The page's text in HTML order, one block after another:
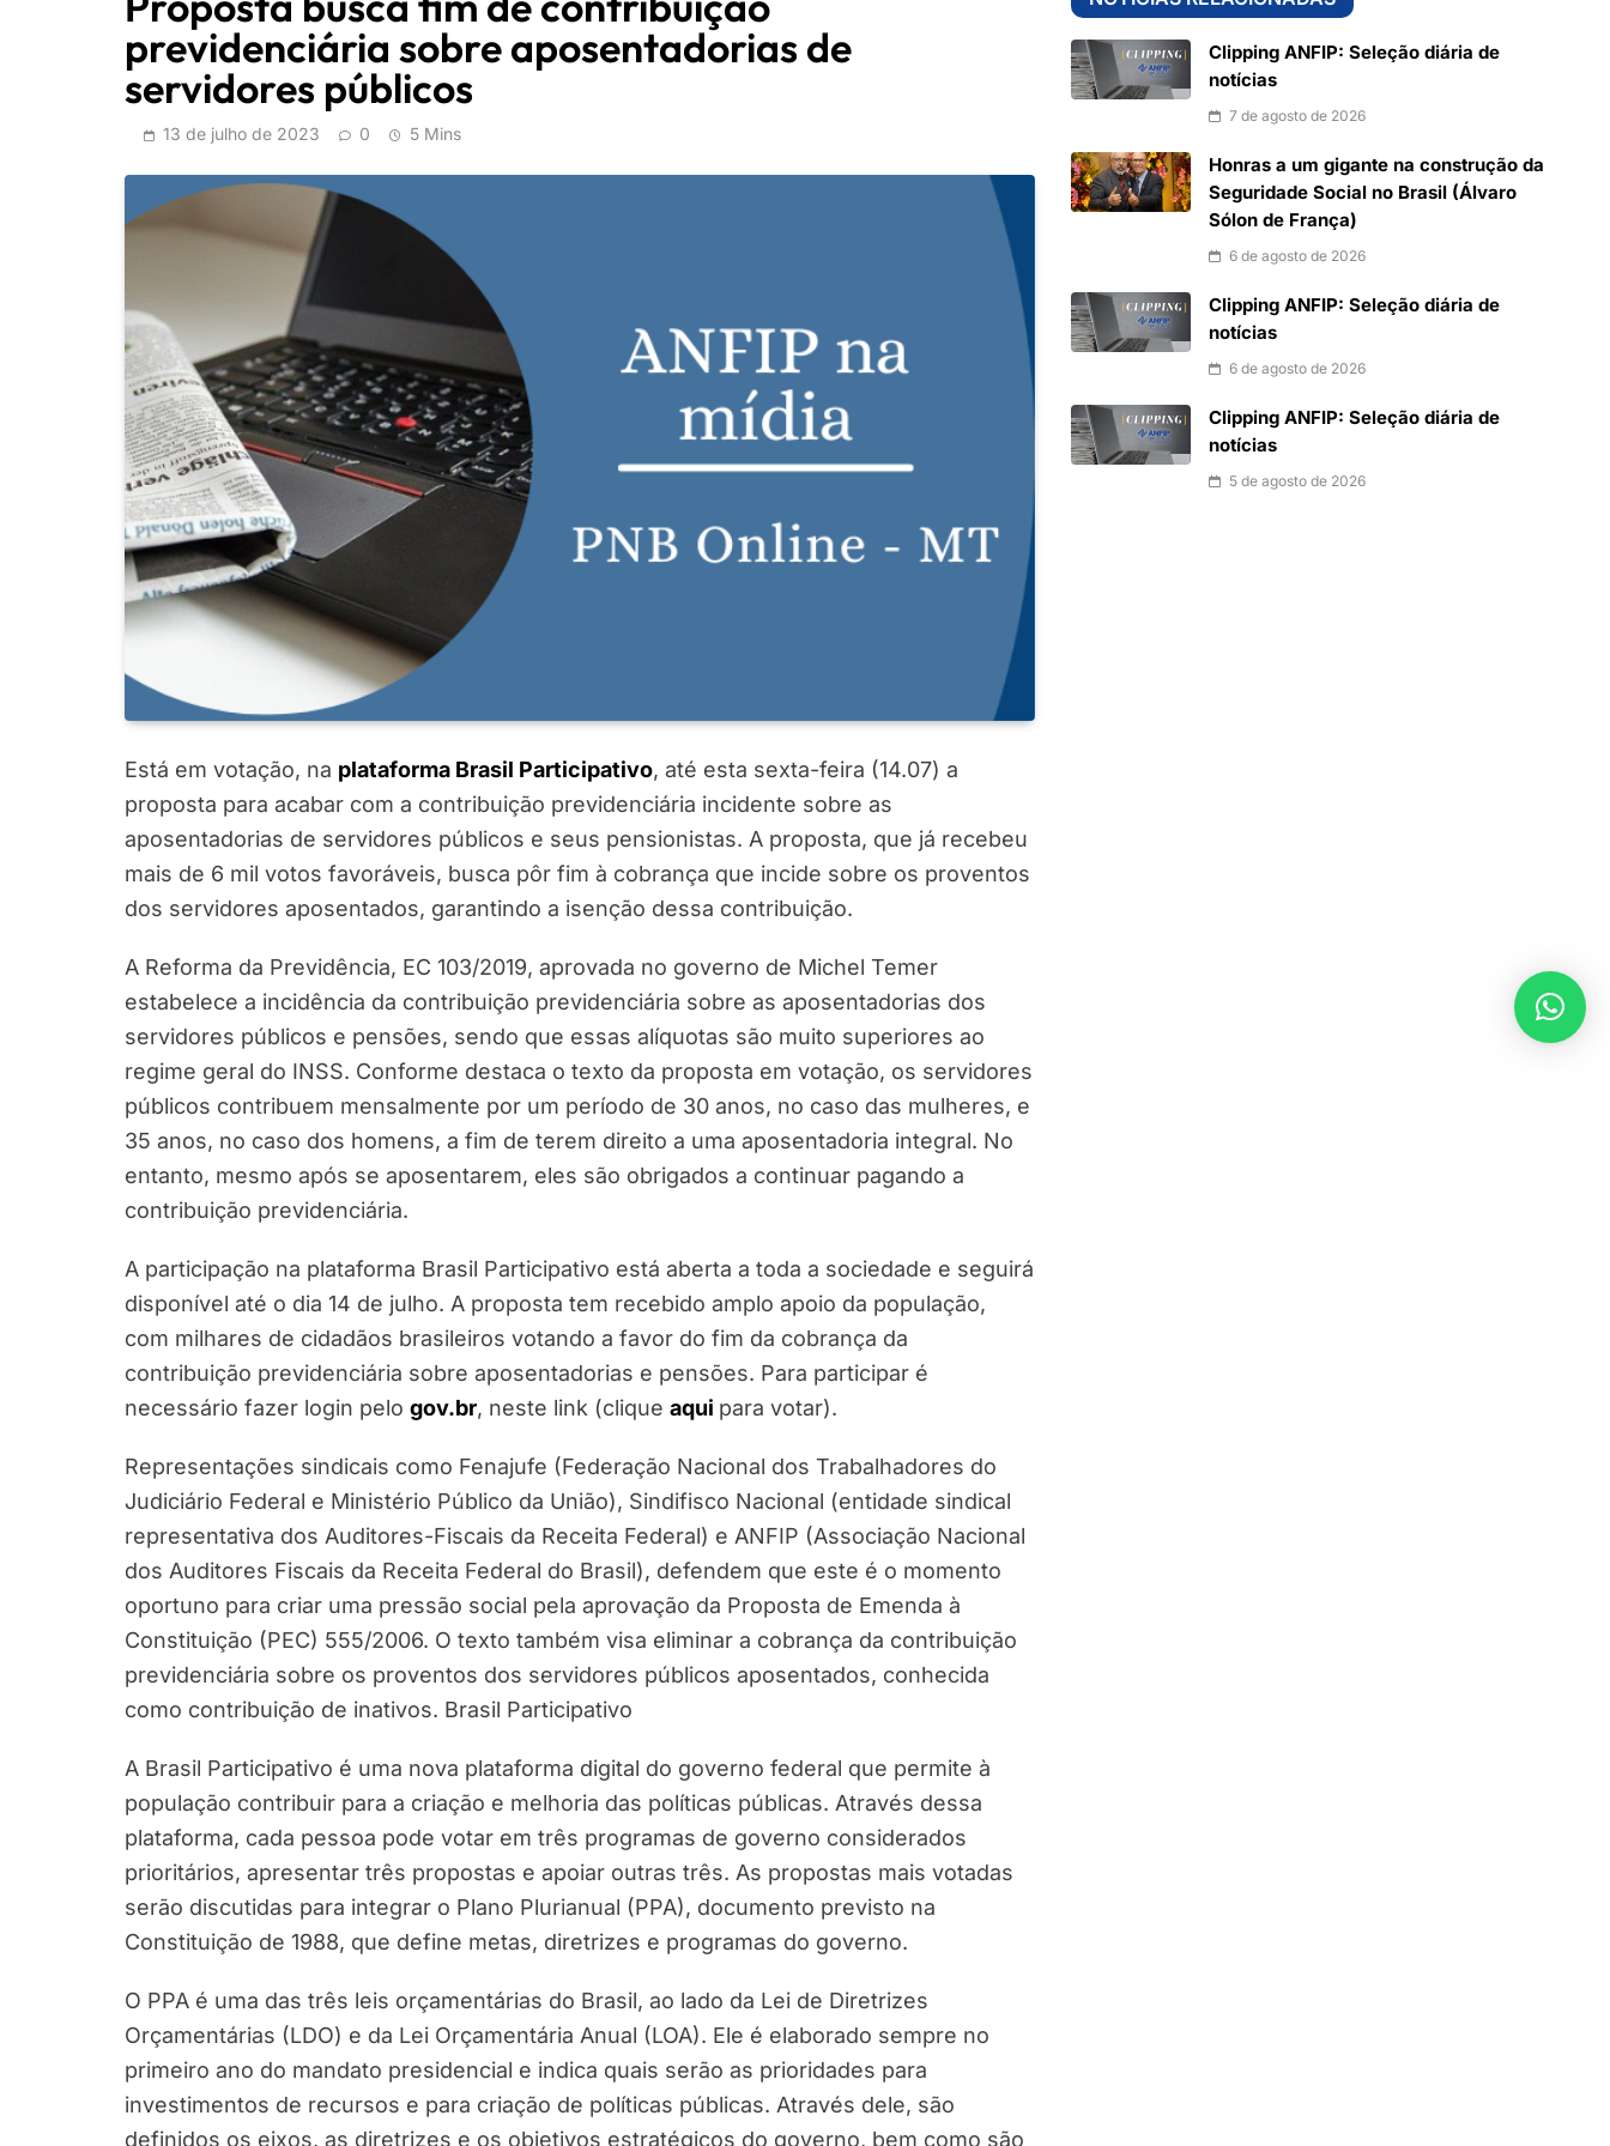
previdenciária sobre aposentadorias de
servidores públicos
13 de julho de 2023 0 5 Mins
Está em votação, na plataforma Brasil Participativo, até esta sexta-feira (14.07) a
proposta para acabar com a contribuição previdenciária incidente sobre as
aposentadorias de servidores públicos e seus pensionistas. A proposta, que já recebeu
mais de 6 mil votos favoráveis, busca pôr fim à cobrança que incide sobre os proventos
dos servidores aposentados, garantindo a isenção dessa contribuição.
A Reforma da Previdência, EC 103/2019, aprovada no governo de Michel Temer
estabelece a incidência da contribuição previdenciária sobre as aposentadorias dos
servidores públicos e pensões, sendo que essas alíquotas são muito superiores ao
regime geral do INSS. Conforme destaca o texto da proposta em votação, os servidores
públicos contribuem mensalmente por um período de 30 anos, no caso das mulheres, e
35 anos, no caso dos homens, a fim de terem direito a uma aposentadoria integral. No
entanto, mesmo após se aposentarem, eles são obrigados a continuar pagando a
contribuição previdenciária.
A participação na plataforma Brasil Participativo está aberta a toda a sociedade e seguirá
disponível até o dia 14 de julho. A proposta tem recebido amplo apoio da população,
com milhares de cidadãos brasileiros votando a favor do fim da cobrança da
contribuição previdenciária sobre aposentadorias e pensões. Para participar é
necessário fazer login pelo gov.br, neste link (clique aqui para votar).
Representações sindicais como Fenajufe (Federação Nacional dos Trabalhadores do
Judiciário Federal e Ministério Público da União), Sindifisco Nacional (entidade sindical
representativa dos Auditores-Fiscais da Receita Federal) e ANFIP (Associação Nacional
dos Auditores Fiscais da Receita Federal do Brasil), defendem que este é o momento
oportuno para criar uma pressão social pela aprovação da Proposta de Emenda à
Constituição (PEC) 555/2006. O texto também visa eliminar a cobrança da contribuição
previdenciária sobre os proventos dos servidores públicos aposentados, conhecida
como contribuição de inativos. Brasil Participativo
A Brasil Participativo é uma nova plataforma digital do governo federal que permite à
população contribuir para a criação e melhoria das políticas públicas. Através dessa
plataforma, cada pessoa pode votar em três programas de governo considerados
prioritários, apresentar três propostas e apoiar outras três. As propostas mais votadas
serão discutidas para integrar o Plano Plurianual (PPA), documento previsto na
Constituição de 1988, que define metas, diretrizes e programas do governo.
O PPA é uma das três leis orçamentárias do Brasil, ao lado da Lei de Diretrizes
Orçamentárias (LDO) e da Lei Orçamentária Anual (LOA). Ele é elaborado sempre no
primeiro ano do mandato presidencial e indica quais serão as prioridades para
investimentos de recursos e para criação de políticas públicas. Através dele, são
definidos os eixos, as diretrizes e os objetivos estratégicos do governo, bem como são
Clipping ANFIP: Seleção diária de
notícias
7 de agosto de 2026
Honras a um gigante na construção da
Seguridade Social no Brasil (Álvaro
Sólon de França)
6 de agosto de 2026
Clipping ANFIP: Seleção diária de
notícias
6 de agosto de 2026
Clipping ANFIP: Seleção diária de
notícias
5 de agosto de 2026